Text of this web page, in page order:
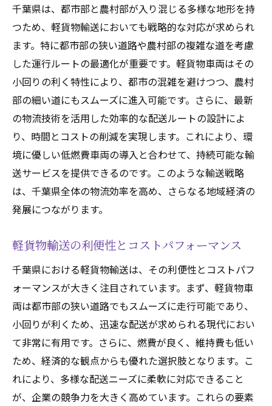
軽貨物輸送が成功した要因とその秘密
地元産業の活性化に貢献する軽貨物事例
成功事例から見る軽貨物の可能性と展望
軽貨物導入が成功に導いたビジネス戦略
軽貨物が変える千葉県の物流システムの未来
未来を見据えた物流システムの再構築
軽貨物が主導する新しい物流時代
交通インフラの変化と軽貨物の対応
スマートシティにおける軽貨物の役割
未来の物流を形作る軽貨物技術の進化
千葉県を支える次世代物流システムの構想
千葉県は、都市部と農村部が入り混じる多様な地形を持
つため、軽貨物輸送においても戦略的な対応が求められ
ます。特に都市部の狭い道路や農村部の複雑な道を考慮
した運行ルートの最適化が重要です。軽貨物車両はその
小回りの利く特性により、都市の混雑を避けつつ、農村
部の細い道にもスムーズに進入可能です。さらに、最新
の物流技術を活用した効率的な配送ルートの設計によ
り、時間とコストの削減を実現します。これにより、環
境に優しい低燃費車両の導入と合わせて、持続可能な輸
送サービスを提供できるのです。このような輸送戦略
は、千葉県全体の物流効率を高め、さらなる地域経済の
発展につながります。
軽貨物輸送の利便性とコストパフォーマンス
千葉県における軽貨物輸送は、その利便性とコストパフ
ォーマンスが大きく注目されています。まず、軽貨物車
両は都市部の狭い道路でもスムーズに走行可能であり、
小回りが利くため、迅速な配送が求められる現代におい
て非常に有用です。さらに、燃費が良く、維持費も低い
ため、経済的な観点からも優れた選択肢となります。こ
れにより、多様な配送ニーズに柔軟に対応できること
が、企業の競争力を大きく高めています。これらの要素